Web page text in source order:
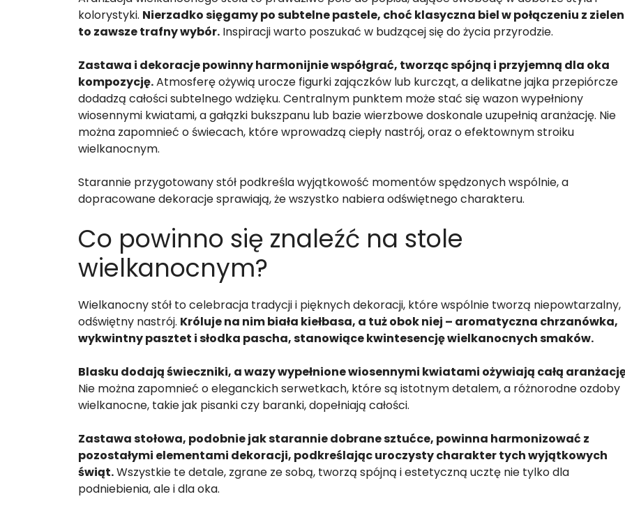
kolorystyki. Nierzadko sięgamy po subtelne pastele, choć klasyczna biel w połączeniu z
to zawsze trafny wybór. Inspiracji warto poszukać w budzącej się do życia przyrodzie.
Zastawa i dekoracje powinny harmonijnie współgrać, tworząc spójną i przyjemną dla oka
kompozycję.Atmosferę ożywią urocze figurki zajączków lub kurcząt, a delikatne jajka przepiórcze
dodadzą całości subtelnego wdzięku. Centralnym punktem może stać się wazon wypełniony
wiosennymi kwiatami, a gałązki bukszpanu lub bazie wierzbowe doskonale uzupełnią aranżację. Nie
można zapomnieć o świecach, które wprowadzą ciepły nastrój, oraz o efektownym stroiku
wielkanocnym.
Starannie przygotowany stół podkreśla wyjątkowość momentów spędzonych wspólnie, a
dopracowane dekoracje sprawiają, że wszystko nabiera odświętnego charakteru.
Co powinno się znaleźć na stole
wielkanocnym?
Wielkanocny stół to celebracja tradycji i pięknych dekoracji, które wspólnie tworzą niepowtarzalny,
odświętny nastrój. Króluje na nim biała kiełbasa, a tuż obok niej – aromatyczna chrzanówka,
wykwintny pasztet i słodka pascha, stanowiące kwintesencję wielkanocnych smaków.
Blasku dodają świeczniki, a wazy wypełnione wiosennymi kwiatami ożywiają całą
Nie można zapomnieć o eleganckich serwetkach, które są istotnym detalem, a różnorodne ozdoby
wielkanocne, takie jak pisanki czy baranki, dopełniają całości.
Zastawa stołowa, podobnie jak starannie dobrane sztućce, powinna harmonizować z
pozostałymi elementami dekoracji, podkreślając uroczysty charakter tych wyjątkowych
świąt.Wszystkie te detale, zgrane ze sobą, tworzą spójną i estetyczną ucztę nie tylko dla
podniebienia, ale i dla oka.